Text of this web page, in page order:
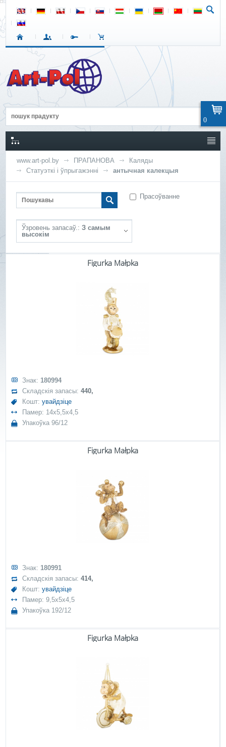
www.art-pol.by ПРАПАНОВА
Каляды
Статуэткі і ўпрыгажэнні
антычная калекцыя
Прасоўванне
Ўзровень запасаў.: З самым
высокім
Figurka Małpka
Знак: 180994
Складскія запасы:440,
Кошт:увайдзіце
Памер: 14x5,5x4,5
Упакоўка 96/12
Figurka Małpka
Знак: 180991
Складскія запасы:414,
Кошт:увайдзіце
Памер: 9,5x5x4,5
Упакоўка 192/12
Figurka Małpka
0